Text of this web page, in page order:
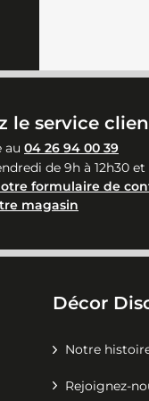
le service
au 04 26 94 00 39
de 9h à 12h30 et
formulaire de
magasin
Décor
Notre
Rejoignez-